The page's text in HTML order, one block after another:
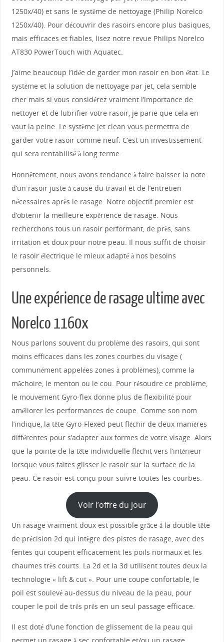
1250x/40) et sans le système de nettoyage (Philip Norelco
1250x/40). Pour découvrir des rasoirs encore plus basiques,
mais efficaces et fiables, lisez notre revue Philips Norelco
AT830 PowerTouch with Aquatec.
J’aime beaucoup l’idée de garder mon rasoir en bon état. Le
système et la solution de nettoyage par jet, cela semble
cher mais si vous considérez vraiment l’importance de
nettoyer et de lubrifier votre rasoir, je parie que cela en
vaut la peine. Le système jet clean vous permettra de
garder votre rasoir comme neuf. C’est un investissement
qui sera rentabilisé à long terme.
Honnêtement, nous avons tendance à faire baisser la note
d’un rasoir juste à cause du travail et de l’entretien
nécessaires après le rasage. Notre objectif premier est
d’obtenir la meilleure expérience de rasage. Nous
recherchons tous un rasoir performant, de près, sans
irritation et doux pour notre peau. Il nous suffit de choisir
le rasoir électrique le mieux adapté à nos besoins
personnels.
Une expérience de rasage ultime avec
Norelco 1160x
Nous parlons souvent du problème des rasoirs, qui sont
moins efficaces dans les zones courbes du visage (
communément appelées zones à problèmes), comme la
mâchoire, le menton ou le cou. Pour résoudre ce problème,
le mouvement Gyro-flex donne plus de flexibilité pour
améliorer les performances de coupe. Comme son nom
l’indique, la tête Gyro-Flexed peut fléchir de deux manières
différentes pour s’adapter aux formes de votre visage. Alors
que la pointe de la tête individuelle fléchit vers l’intérieur
lorsque vous faites glisser le rasoir sur la surface de la
peau. Ce rasoir est conçu pour suivre toutes les courbes.
Voir l’offre du jour
Un rasage vraiment doux est possible grâce à la double tête
de précision 2d qui intègre des pistes de rasage, avec des
fentes qui coupent efficacement les poils normaux et les
chaumes très courts. La 2d et la 3d utilisent toutes deux la
technologie « lift & cut ». Pour une coupe confortable, le
poil est soulevé au-dessus du niveau de la peau, pour
couper le poil de très près en un seul passage efficace.
Il est doté d’une fonction de glissement de la peau qui